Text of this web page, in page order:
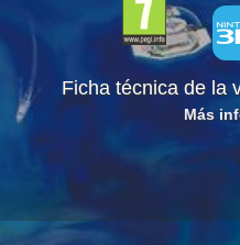
Ficha técnica de la
Más